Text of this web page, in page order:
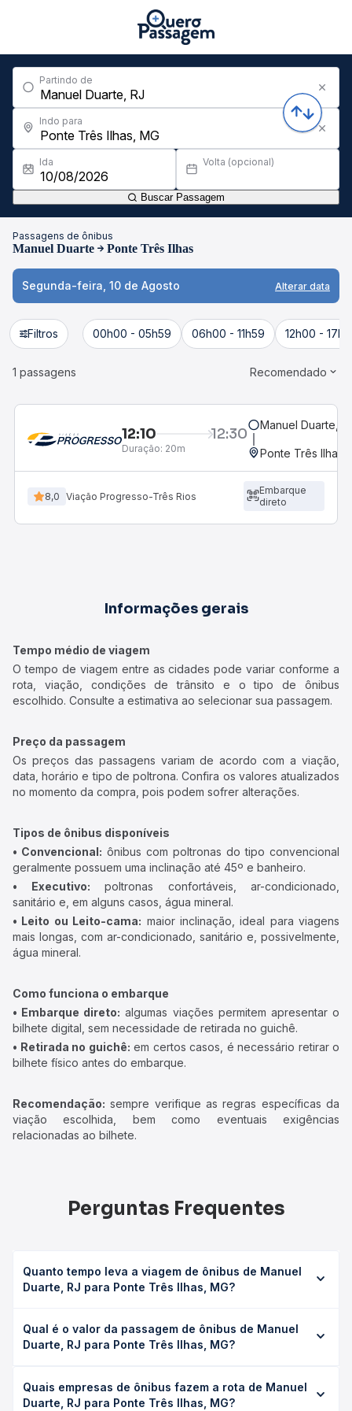
Partindo de
Indo para
Ida Volta (opcional)
Buscar Passagem
Passagens de ônibus
Manuel Duarte Ponte Três Ilhas
Segunda-feira, 10 de Agosto Alterar data
Filtros 00h00 - 05h59 06h00 - 11h59 12h00 -
1 passagens Recomendado
12:10 12:30
Duração: 20m
Manuel Duarte,
Ponte Três Ilhas,
8,0 Viação Progresso-Três Rios
Embarque
direto
Informações gerais
Tempo médio de viagem
O tempo de viagem entre as cidades pode variar conforme a
rota, viação, condições de trânsito e o tipo de ônibus
escolhido. Consulte a estimativa ao selecionar sua passagem.
Preço da passagem
Os preços das passagens variam de acordo com a viação,
data, horário e tipo de poltrona. Confira os valores atualizados
no momento da compra, pois podem sofrer alterações.
Tipos de ônibus disponíveis
• Convencional: ônibus com poltronas do tipo convencional
geralmente possuem uma inclinação até 45º e banheiro.
• Executivo: poltronas confortáveis, ar-condicionado,
sanitário e, em alguns casos, água mineral.
• Leito ou Leito-cama: maior inclinação, ideal para viagens
mais longas, com ar-condicionado, sanitário e, possivelmente,
água mineral.
Como funciona o embarque
• Embarque direto: algumas viações permitem apresentar o
bilhete digital, sem necessidade de retirada no guichê.
• Retirada no guichê: em certos casos, é necessário retirar o
bilhete físico antes do embarque.
Recomendação: sempre verifique as regras específicas da
viação escolhida, bem como eventuais exigências
relacionadas ao bilhete.
Perguntas Frequentes
Quanto tempo leva a viagem de ônibus de Manuel
Duarte, RJ para Ponte Três Ilhas, MG?
Ilhas, MG leva em média 0 horas, podendo variar
conforme a viação, o tipo de serviço (convencional,
duração exata de cada opção na data desejada.
Qual é o valor da passagem de ônibus de Manuel
Duarte, RJ para Ponte Três Ilhas, MG?
para Ponte Três Ilhas, MG custa em média não identificado
e varia conforme a data da viagem, a empresa, o tipo de
Quais empresas de ônibus fazem a rota de Manuel
Duarte, RJ para Ponte Três Ilhas, MG?